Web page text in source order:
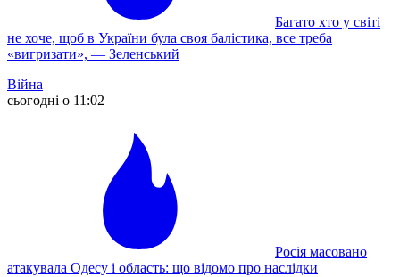
Багато хто у світі
не хоче, щоб в України була своя балістика, все треба
«вигризати», — Зеленський
Війна
сьогодні о 11:02
Росія масовано
атакувала Одесу і область: що відомо про наслідки